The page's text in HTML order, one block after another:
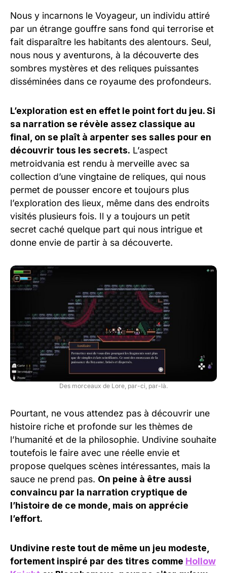
Nous y incarnons le Voyageur, un individu attiré
par un étrange gouffre sans fond qui terrorise et
fait disparaître les habitants des alentours. Seul,
nous nous y aventurons, à la découverte des
sombres mystères et des reliques puissantes
disséminées dans ce royaume des profondeurs.
L’exploration est en effet le point fort du jeu. Si
sa narration se révèle assez classique au
final, on se plaît à arpenter ses salles pour en
découvrir tous les secrets. L’aspect
metroidvania est rendu à merveille avec sa
collection d’une vingtaine de reliques, qui nous
permet de pousser encore et toujours plus
l’exploration des lieux, même dans des endroits
visités plusieurs fois. Il y a toujours un petit
secret caché quelque part qui nous intrigue et
donne envie de partir à sa découverte.
Des morceaux de Lore, par-ci, par-là.
Pourtant, ne vous attendez pas à découvrir une
histoire riche et profonde sur les thèmes de
l’humanité et de la philosophie. Undivine souhaite
toutefois le faire avec une réelle envie et
propose quelques scènes intéressantes, mais la
sauce ne prend pas. On peine à être aussi
convaincu par la narration cryptique de
l’histoire de ce monde, mais on apprécie
l’effort.
Undivine reste tout de même un jeu modeste,
fortement inspiré par des titres comme Hollow